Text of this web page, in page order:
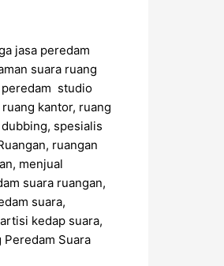
jasa peredam
suara ruang
peredam studio
kantor, ruang
spesialis
ruangan
menjual
suara ruangan,
suara,
kedap suara,
Peredam Suara